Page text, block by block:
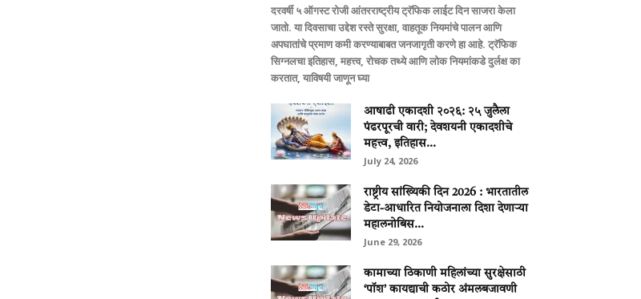
दरवर्षी ५ ऑगस्ट रोजी आंतरराष्ट्रीय ट्रॅफिक लाईट दिन साजरा केला
जातो. या दिवसाचा उद्देश रस्ते सुरक्षा, वाहतूक नियमांचे पालन आणि
अपघातांचे प्रमाण कमी करण्याबाबत जनजागृती करणे हा आहे. ट्रॅफिक
सिग्नलचा इतिहास, महत्त्व, रोचक तथ्ये आणि लोक नियमांकडे दुर्लक्ष का
करतात, याविषयी जाणून घ्या
आषाढी एकादशी २०२६: २५ जुलैला
पंढरपूरची वारी; देवशयनी एकादशीचे
महत्त्व, इतिहास...
July 24, 2026
राष्ट्रीय सांख्यिकी दिन 2026 : भारतातील
डेटा-आधारित नियोजनाला दिशा देणाऱ्या
महालनोबिस...
June 29, 2026
कामाच्या ठिकाणी महिलांच्या सुरक्षेसाठी
‘पॉश’ कायद्याची कठोर अंमलबजावणी